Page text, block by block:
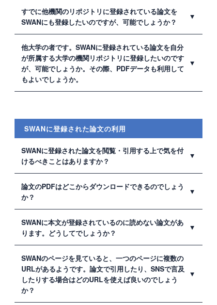
出版元の規定により、大学の機関リポジトリでは、プレ
プリント（Submitted Version）やポストプリント
は、出版社版の送付を依頼します。
すでに他機関のリポジトリに登録されている論文を
SWANにも登録したいのですが、可能でしょうか？
登録先のリポジトリのURLを附属図書館にお知らせくだ
さい。附属図書館で確認します。
他大学の者です。SWANに登録されている論文を自分
が所属する大学の機関リポジトリに登録したいのです
が、可能でしょうか。その際、PDFデータも利用して
もよいでしょうか。
SWANに登録された論文の利用
SWANに登録された論文を閲覧・引用する上で気を付
けるべきことはありますか？
はい、あります。SWANに登録された論文の著作権は放
棄されていません。著作権は著者または出版者（出版
ります。
論文のPDFはどこからダウンロードできるのでしょう
か？
詳細画面に表示されるサムネイルまたは「出版社版
PDF」等のアイコンをクリックしてください。詳しくは
SWANに本文が登録されているのに読めない論文があ
ります。どうしてでしょうか？
大きく分けて二つの原因が考えられます。学内限定で公
開されている論文の場合、（限定公開）と記載されてい
ますので、学外から利用になりたい場合は、本学に文献
複写をご依頼ください
。（限定公開）の記載がないのに
PDFがダウンロードできない場合は、何らかの障害によ
SWANのページを見ていると、一つのページに複数の
URLがあるようです。論文で引用したり、SNSで言及
したりする場合はどのURLを使えば良いのでしょう
か？